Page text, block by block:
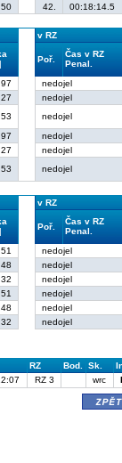
42. 00:18:14.5
v RZ
Poř.
Čas v RZ
Penal.
nedojel
nedojel
nedojel
nedojel
nedojel
nedojel
v RZ
Poř.
Čas v RZ
Penal.
nedojel
nedojel
nedojel
nedojel
nedojel
nedojel
RZ Bod. Sk.
RZ 3 wrc